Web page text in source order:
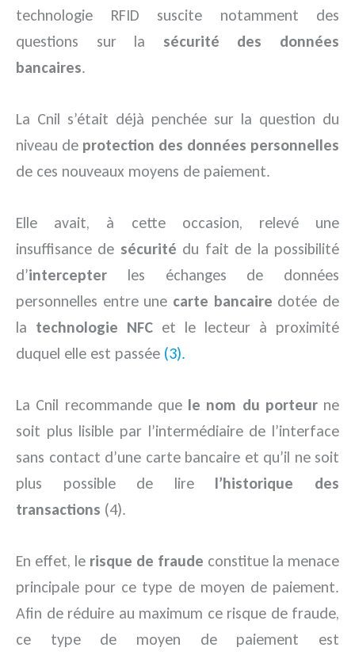
technologie RFID suscite notamment des
questions sur la sécurité des données
bancaires.
La Cnil s’était déjà penchée sur la question du
niveau de protection des données personnelles
de ces nouveaux moyens de paiement.
Elle avait, à cette occasion, relevé une
insuffisance de sécurité du fait de la possibilité
d’intercepter les échanges de données
personnelles entre une carte bancaire dotée de
la technologie NFC et le lecteur à proximité
duquel elle est passée (3).
La Cnil recommande que le nom du porteurne
soit plus lisible par l’intermédiaire de l’interface
sans contact d’une carte bancaire et qu’il ne soit
plus possible de lire l’historique des
transactions (4).
En effet, le risque de fraude constitue la menace
principale pour ce type de moyen de paiement.
Afin de réduire au maximum ce risque de fraude,
ce type de moyen de paiement est